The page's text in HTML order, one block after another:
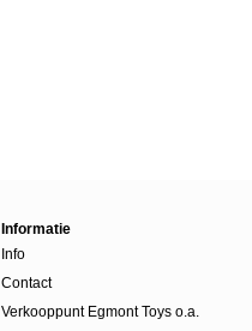
Informatie
Info
Contact
Verkooppunt Egmont Toys o.a.